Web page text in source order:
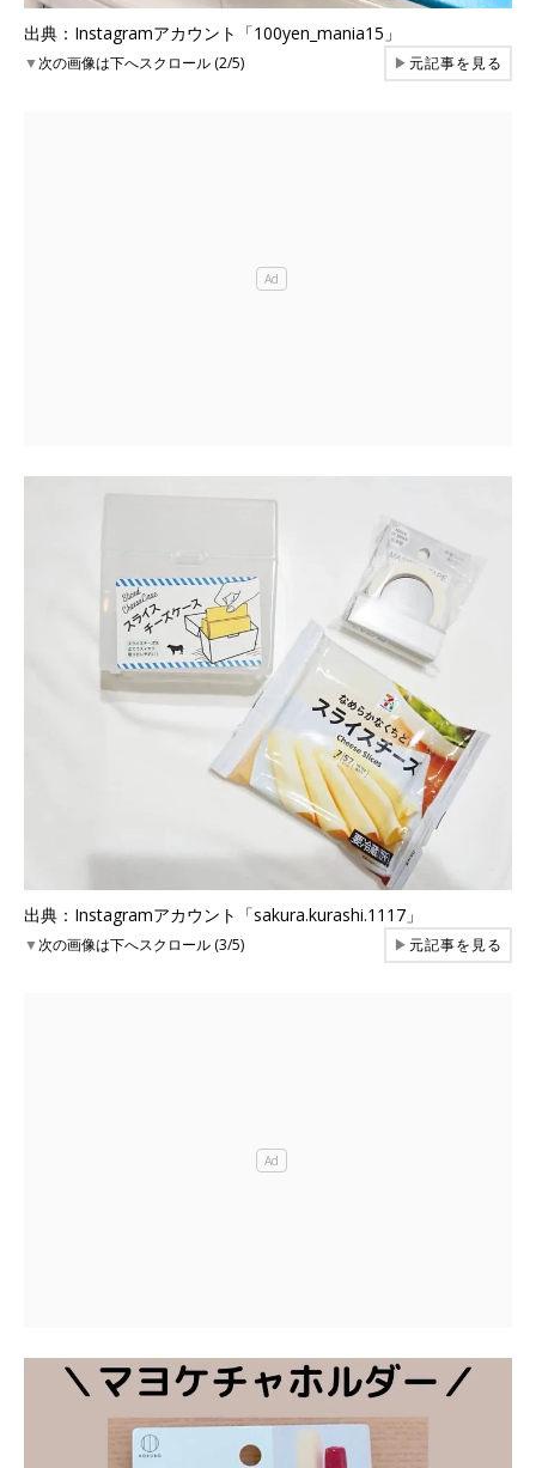
出典：Instagramアカウント「100yen_mania15」
▼次の画像は下へスクロール (2/5) ▶元記事を見る
出典：Instagramアカウント「sakura.kurashi.1117」
▼次の画像は下へスクロール (3/5) ▶元記事を見る